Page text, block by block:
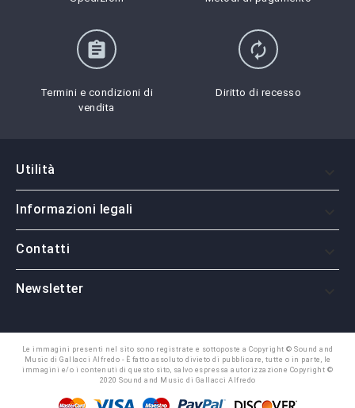
assignment
Termini e condizioni di
vendita
autorenew
Diritto di recesso
Utilità
Informazioni legali
Contatti
Newsletter
Le immagini presenti nel sito sono registrate e sottoposte a Copyright © Sound and
Music di Gallacci Alfredo - È fatto assoluto divieto di pubblicare, tutte o in parte, le
immagini e/o i contenuti di questo sito, salvo espressa autorizzazione Copyright ©
2020 Sound and Music di Gallacci Alfredo